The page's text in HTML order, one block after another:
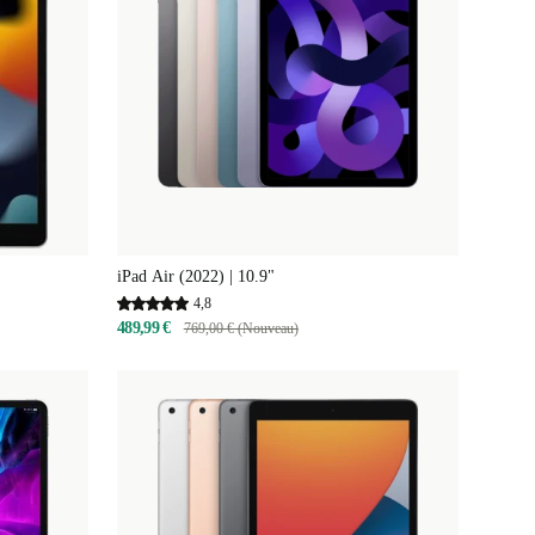
iPad Air (2022) | 10.9"
4,8
489,99 € 769,00 € (Nouveau)